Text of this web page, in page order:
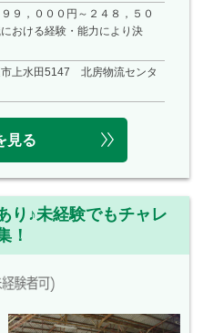
９，０００円～２４８，５０
おける経験・能力により決
市上水田5147 北房物流センタ
見る
り♪未経験でもチャレ
！